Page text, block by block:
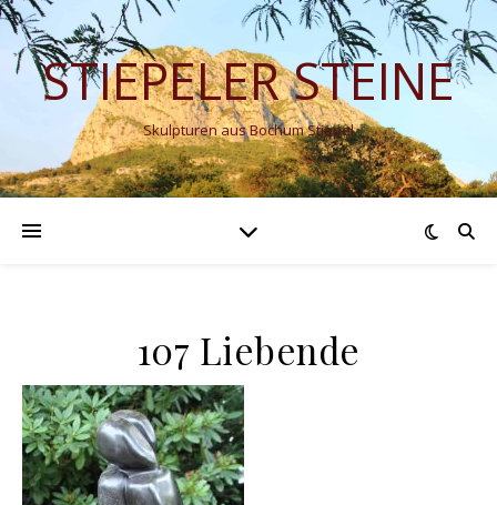
STIEPELER STEINE
Skulpturen aus Bochum Stiepel
107 Liebende